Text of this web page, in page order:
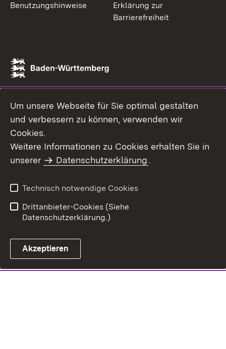
Benutzungshinweise
Erklärung zur
Barrierefreiheit
Um unsere Webseite für Sie optimal gestalten
und verbessern zu können, verwenden wir
Cookies.
Weitere Informationen zu Cookies erhalten Sie in
unserer
Datenschutzerklärung.
Technisch notwendige Cookies
Drittanbieter-Cookies (Siehe
Datenschutzerklärung.)
Akzeptieren